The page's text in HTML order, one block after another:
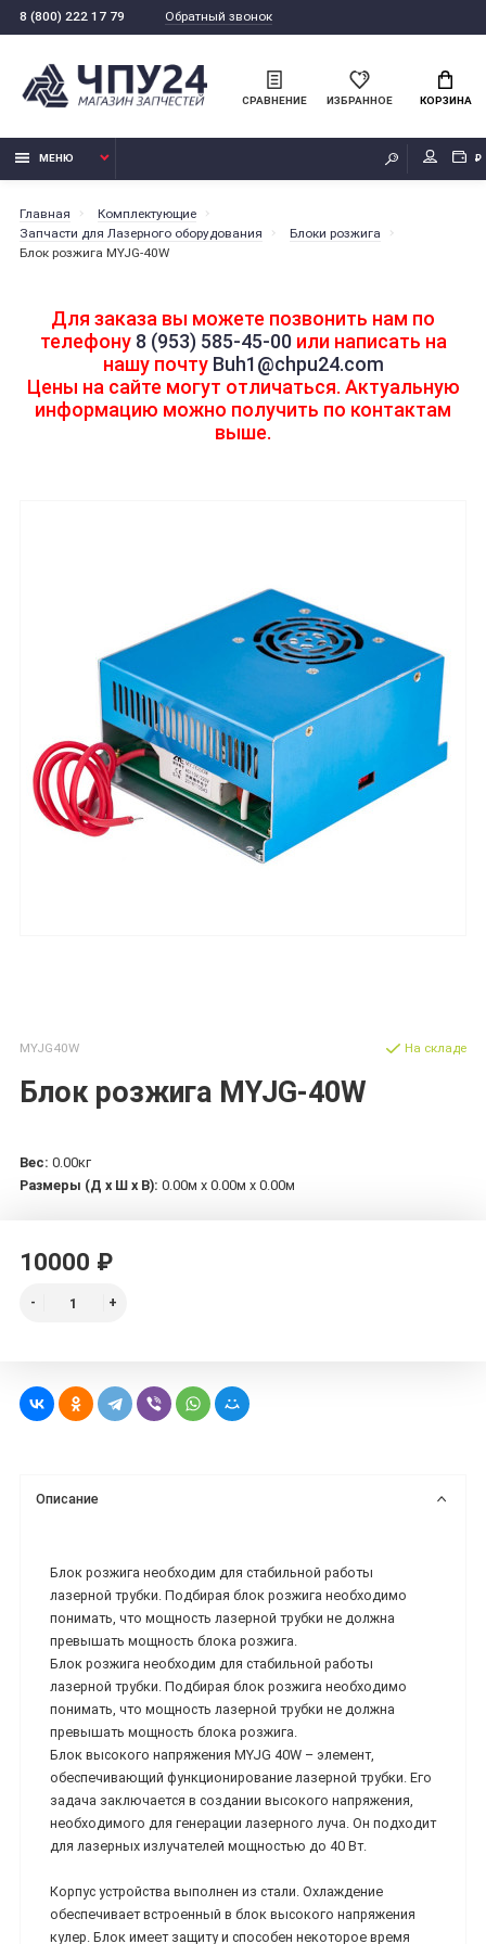
8 (800) 222 17 79 Обратный звонок
СРАВНЕНИЕ ИЗБРАННОЕ КОРЗИНА
МЕНЮ ₽
Главная
Комплектующие
Запчасти для Лазерного оборудования
Блоки розжига
Блок розжига MYJG-40W
Для заказа вы можете позвонить нам по
телефону 8 (953) 585-45-00или написать на
нашу почту Buh1@chpu24.com
Цены на сайте могут отличаться. Актуальную
информацию можно получить по контактам
выше.
MYJG40W
Блок розжига MYJG-40W
На складе
Вес: 0.00кг
Размеры (Д х Ш х В): 0.00м x 0.00м x 0.00м
10000 ₽
Описание
Блок розжига необходим для стабильной работы
лазерной трубки. Подбирая блок розжига необходимо
понимать, что мощность лазерной трубки не должна
превышать мощность блока розжига.
Блок розжига необходим для стабильной работы
лазерной трубки. Подбирая блок розжига необходимо
понимать, что мощность лазерной трубки не должна
превышать мощность блока розжига.
Блок высокого напряжения MYJG 40W – элемент,
обеспечивающий функционирование лазерной трубки. Его
задача заключается в создании высокого напряжения,
необходимого для генерации лазерного луча. Он подходит
для лазерных излучателей мощностью до 40 Вт.
Корпус устройства выполнен из стали. Охлаждение
обеспечивает встроенный в блок высокого напряжения
кулер. Блок имеет защиту и способен некоторое время